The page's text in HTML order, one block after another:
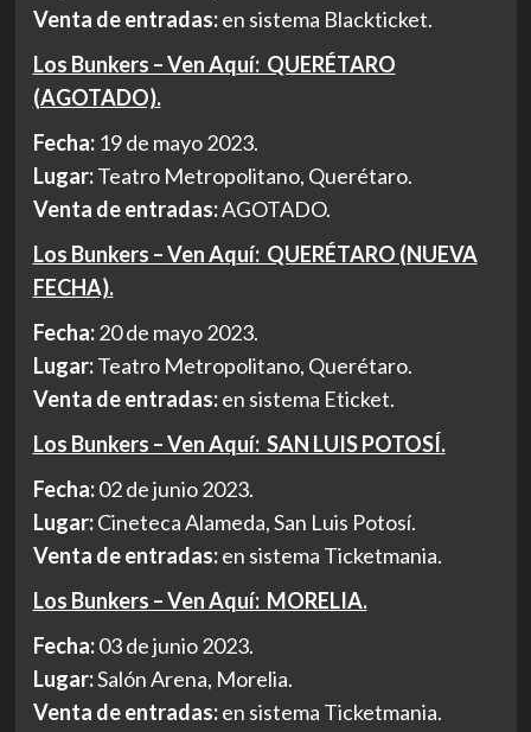
Venta de entradas:en sistema Blackticket.
Los Bunkers – Ven Aquí: QUERÉTARO
(AGOTADO).
Fecha:19 de mayo 2023.
Lugar:Teatro Metropolitano, Querétaro.
Venta de entradas:AGOTADO.
Los Bunkers – Ven Aquí: QUERÉTARO (NUEVA
FECHA).
Fecha:20 de mayo 2023.
Lugar:Teatro Metropolitano, Querétaro.
Venta de entradas:en sistema Eticket.
Los Bunkers – Ven Aquí: SAN LUIS POTOSÍ.
Fecha:02 de junio 2023.
Lugar:Cineteca Alameda, San Luis Potosí.
Venta de entradas:en sistema Ticketmania.
Los Bunkers – Ven Aquí: MORELIA.
Fecha:03 de junio 2023.
Lugar:Salón Arena, Morelia.
Venta de entradas:en sistema Ticketmania.